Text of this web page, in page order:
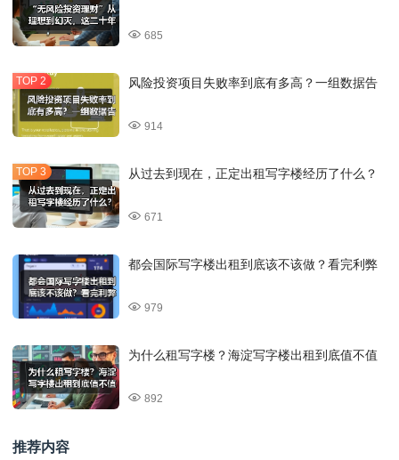
685
风险投资项目失败率到底有多高？一组数据告
914
从过去到现在，正定出租写字楼经历了什么？
671
都会国际写字楼出租到底该不该做？看完利弊
979
为什么租写字楼？海淀写字楼出租到底值不值
892
推荐内容